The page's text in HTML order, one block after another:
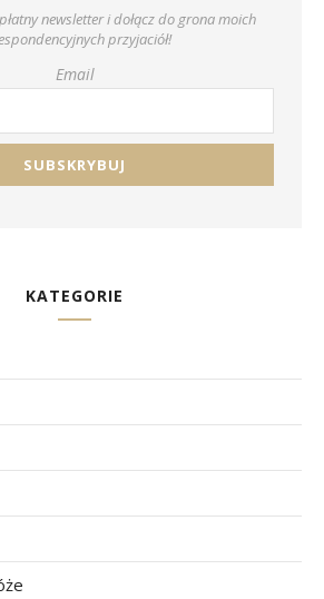
newsletter i dołącz do grona moich
przyjaciół!
Email
KATEGORIE